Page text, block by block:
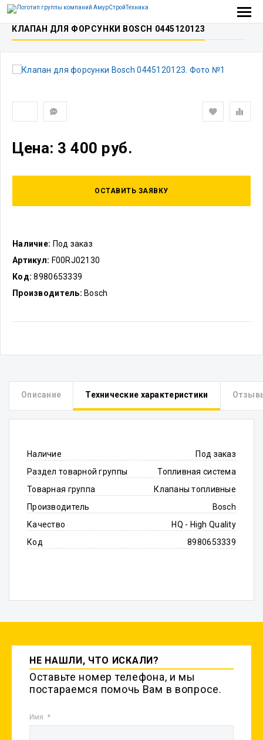
КЛАПАН ДЛЯ ФОРСУНКИ BOSCH 0445120123
Наличие: Под заказ
Артикул: F00RJ02130
Код: 8980653339
Производитель: Bosch
Цена: 3 400 руб.
ОСТАВИТЬ ЗАЯВКУ
Описание Технические характеристики
Наличие
Под заказ
Раздел товарной группы
Топливная система
Товарная группа
Клапаны топливные
Производитель
Bosch
Качество
HQ - High Quality
Код
8980653339
НЕ НАШЛИ, ЧТО ИСКАЛИ?
Оставьте номер телефона, и мы
постараемся помочь Вам в вопросе.
Имя